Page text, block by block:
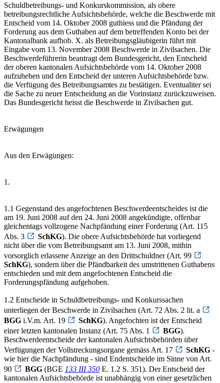
Schuldbetreibungs- und Konkurskommission, als obere
betreibungsrechtliche Aufsichtsbehörde, welche die Beschwerde mit
Entscheid vom 14. Oktober 2008 guthiess und die Pfändung der
Forderung aus dem Guthaben auf dem betreffenden Konto bei der
Kantonalbank aufhob. X. als Betreibungsgläubigerin führt mit
Eingabe vom 13. November 2008 Beschwerde in Zivilsachen. Die
Beschwerdeführerin beantragt dem Bundesgericht, den Entscheid
der oberen kantonalen Aufsichtsbehörde vom 14. Oktober 2008
aufzuheben und den Entscheid der unteren Aufsichtsbehörde bzw.
die Verfügung des Betreibungsamtes zu bestätigen. Eventualiter sei
die Sache zu neuer Entscheidung an die Vorinstanz zurückzuweisen.
Das Bundesgericht heisst die Beschwerde in Zivilsachen gut.
Erwägungen
Aus den Erwägungen:
1.
1.1 Gegenstand des angefochtenen Beschwerdeentscheides ist die
am 19. Juni 2008 auf den 24. Juni 2008 angekündigte, offenbar
gleichentags vollzogene Nachpfändung einer Forderung (Art. 115
Abs. 3
SchKG). Die obere Aufsichtsbehörde hat vorliegend
nicht über die vom Betreibungsamt am 13. Juni 2008, mithin
vorsorglich erlassene Anzeige an den Drittschuldner (Art. 99
SchKG), sondern über die Pfändbarkeit des umstrittenen Guthabens
entschieden und mit dem angefochtenen Entscheid die
Forderungspfändung aufgehoben.
1.2 Entscheide in Schuldbetreibungs- und Konkurssachen
unterliegen der Beschwerde in Zivilsachen (Art. 72 Abs. 2 lit. a
BGG i.V.m. Art. 19 SchKG). Angefochten ist der Entscheid
einer letzten kantonalen Instanz (Art. 75 Abs. 1
BGG).
Beschwerdeentscheide der kantonalen Aufsichtsbehörden über
Verfügungen der Vollstreckungsorgane gemäss Art. 17
SchKG -
wie hier die Nachpfändung - sind Endentscheide im Sinne von Art.
90
BGG (BGE 133 III 350 E. 1.2 S. 351). Der Entscheid der
kantonalen Aufsichtsbehörde ist unabhängig von einer gesetzlichen